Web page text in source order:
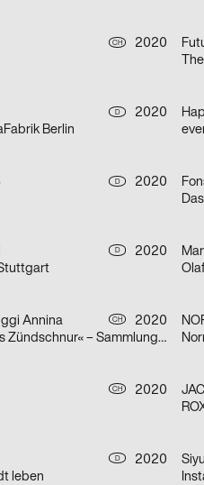
CH
2020
D
2020
Berlin
D
2020
D
2020
Annina CH
2020
»Von Zwischenfall bis Zündschnur« – Sammlungsausstellung der Hochschule Luzern – Design & Kunst
CH
2020
D
2020
leben